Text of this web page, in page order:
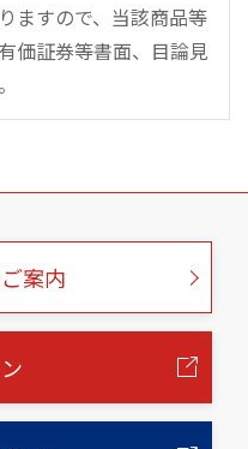
ますので、当該商品等
価証券等書面、目論見
案内